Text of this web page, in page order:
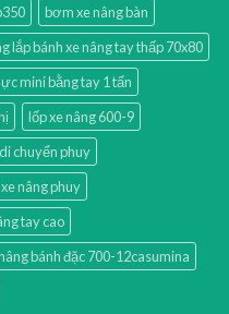
bơm xe nâng bàn
lắp bánh xe nâng tay thấp 70x80
mini bằng tay 1 tấn
lốp xe nâng 600-9
chuyển phuy
nâng phuy
tay cao
bánh đặc 700-12casumina